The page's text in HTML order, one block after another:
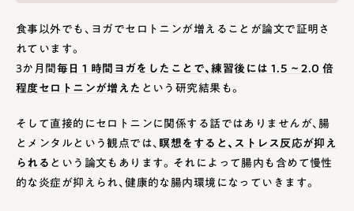
食事以外でも、ヨガでセロトニンが増えることが論文で証明さ
れています。
3か月間毎日 1 時間ヨガをしたことで、練習後には 1.5 ~ 2.0 倍
程度セロトニンが増えた という研究結果も。
そして直接的にセロトニンに関係する話ではありませんが、腸
とメンタルという観点では、 瞑想をすると、ストレス反応が抑え
られる という論文もあります。それによって腸内も含めて慢性
的な炎症が抑えられ、健康的な腸内環境になっていきます。